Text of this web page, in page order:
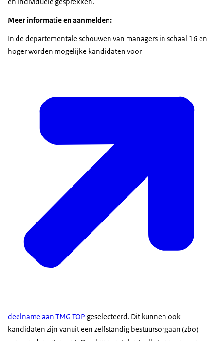
Meer informatie en aanmelden:
In de departementale schouwen van managers in schaal 16 en
hoger worden mogelijke kandidaten voor
deelname aan TMG TOP geselecteerd. Dit kunnen ook
kandidaten zijn vanuit een zelfstandig bestuursorgaan (zbo)